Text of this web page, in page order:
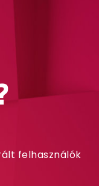
felhasználók